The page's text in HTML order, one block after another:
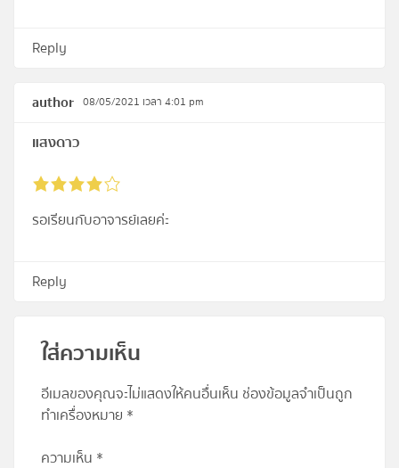
Reply
author 08/05/2021 เวลา 4:01 pm
แสงดาว
รอเรียนกับอาจารย์เลยค่ะ
Reply
ใส่ความเห็น
อีเมลของคุณจะไม่แสดงให้คนอื่นเห็น ช่องข้อมูลจำเป็นถูก
ทำเครื่องหมาย *
ความเห็น *